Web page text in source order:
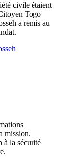
civile étaient
Togo
a remis au
mission.
à la sécurité